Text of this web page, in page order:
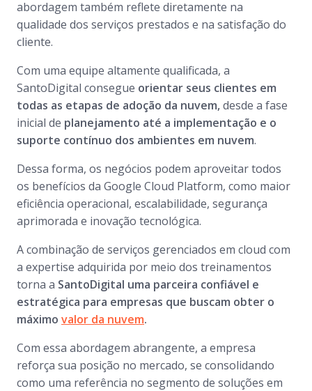
abordagem também reflete diretamente na
qualidade dos serviços prestados e na satisfação do
cliente.
Com uma equipe altamente qualificada, a
SantoDigital consegue orientar seus clientes em
todas as etapas de adoção da nuvem,desde a fase
inicial de planejamento até a implementação e o
suporte contínuo dos ambientes em nuvem.
Dessa forma, os negócios podem aproveitar todos
os benefícios da Google Cloud Platform, como maior
eficiência operacional, escalabilidade, segurança
aprimorada e inovação tecnológica.
A combinação de serviços gerenciados em cloud com
a expertise adquirida por meio dos treinamentos
torna a SantoDigital uma parceira confiável e
estratégica para empresas que buscam obter o
máximo valor da nuvem.
Com essa abordagem abrangente, a empresa
reforça sua posição no mercado, se consolidando
como uma referência no segmento de soluções em